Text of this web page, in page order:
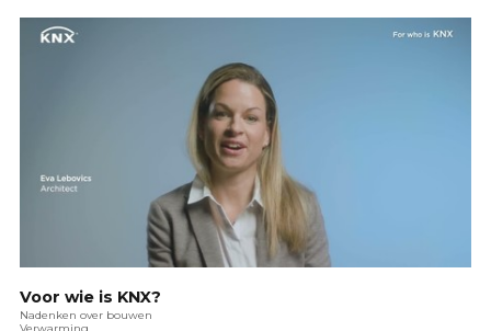
Voor wie is KNX?
Nadenken over bouwen
Verwarming